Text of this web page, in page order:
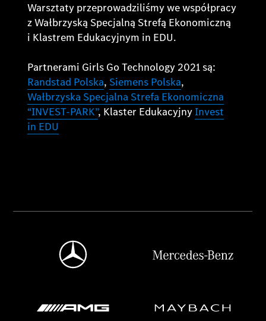
Warsztaty przeprowadziliśmy we współpracy
z Wałbrzyską Specjalną Strefą Ekonomiczną
i Klastrem Edukacyjnym in EDU.
Partnerami Girls Go Technology 2021 są:
Randstad Polska, Siemens Polska,
Wałbrzyska Specjalna Strefa Ekonomiczna
“INVEST-PARK”, Klaster Edukacyjny Invest
in EDU